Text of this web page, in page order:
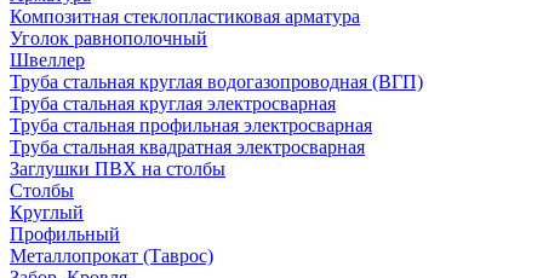
Композитная стеклопластиковая арматура
Уголок равнополочный
Швеллер
Труба стальная круглая водогазопроводная (ВГП)
Труба стальная круглая электросварная
Труба стальная профильная электросварная
Труба стальная квадратная электросварная
Заглушки ПВХ на столбы
Столбы
Круглый
Профильный
Металлопрокат (Таврос)